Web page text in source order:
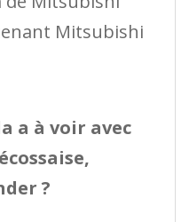
Mitsubishi
a à voir avec
?